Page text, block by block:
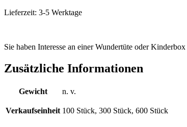
Lieferzeit: 3-5 Werktage
Sie haben Interesse an einer Wundertüte oder Kinderbox
Zusätzliche Informationen
Gewicht n. v.
Verkaufseinheit 100 Stück, 300 Stück, 600 Stück